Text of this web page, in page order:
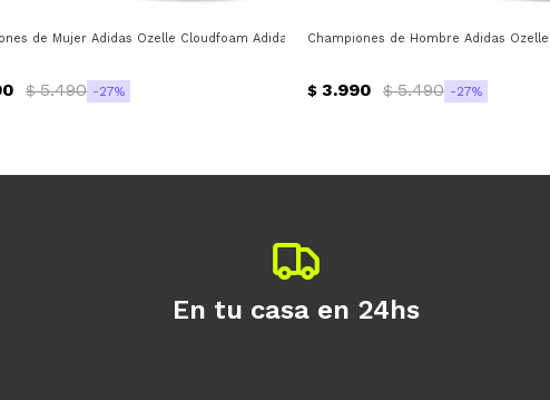
de Mujer Adidas Ozelle Cloudfoam Adidas - Rosa - Blanco - Gris
$ 5.490 27
Championes de Hombre Adidas
$ 3.990 $ 5.490 27
En tu casa en 24hs